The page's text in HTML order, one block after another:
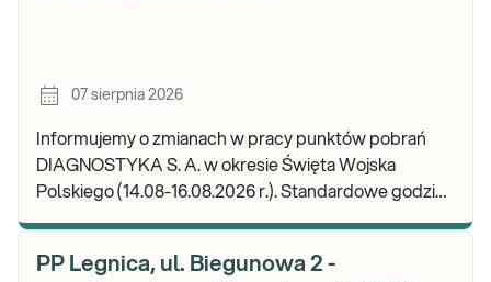
07 sierpnia 2026
Informujemy o zmianach w pracy punktów pobrań
DIAGNOSTYKA S. A. w okresie Święta Wojska
Polskiego (14.08-16.08.2026 r.). Standardowe godziny
PP Legnica, ul. Biegunowa 2 -